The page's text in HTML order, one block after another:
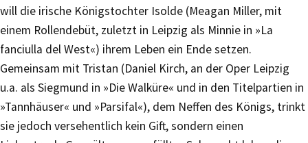
will die irische Königstochter Isolde (Meagan Miller, mit
einem Rollendebüt, zuletzt in Leipzig als Minnie in »La
fanciulla del West«) ihrem Leben ein Ende setzen.
Gemeinsam mit Tristan (Daniel Kirch, an der Oper Leipzig
u.a. als Siegmund in »Die Walküre« und in den Titelpartien in
»Tannhäuser« und »Parsifal«), dem Neffen des Königs, trinkt
sie jedoch versehentlich kein Gift, sondern einen